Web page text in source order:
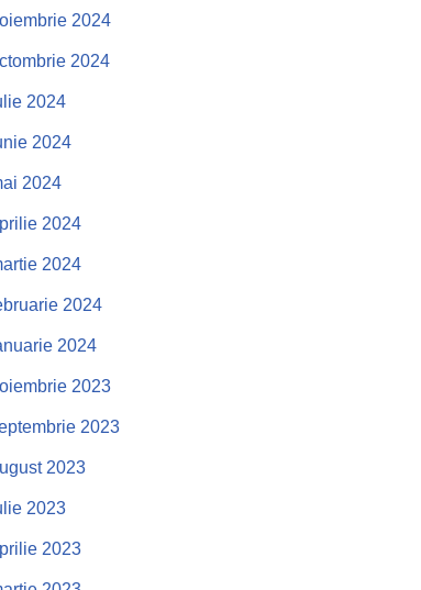
2024
2024
2024
2024
2024
2024
2024
2024
2024
2023
2023
2023
2023
2023